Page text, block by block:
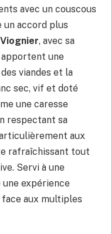
avec un couscous
un accord plus
Viognier, avec sa
une
viandes et la
sec, vif et doté
une caresse
respectant sa
aux
rafraîchissant tout
Servi à une
expérience
aux multiples